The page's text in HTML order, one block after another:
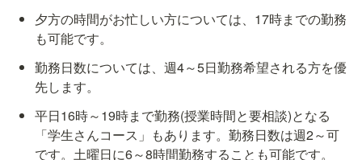
夕方の時間がお忙しい方については、17時までの勤務
も可能です。
勤務日数については、週4～5日勤務希望される方を優
先します。
平日16時～19時まで勤務(授業時間と要相談)となる
「学生さんコース」もあります。勤務日数は週2～可
です。土曜日に6～8時間勤務することも可能です。